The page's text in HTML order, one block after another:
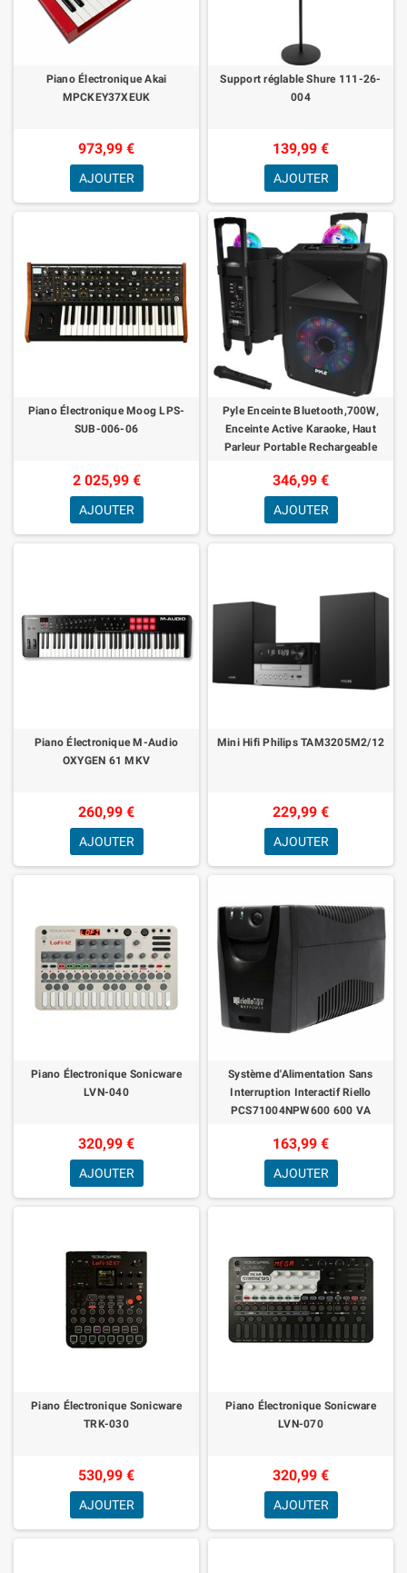
Piano Électronique Akai
MPCKEY37XEUK
973,99 €
AJOUTER
Support réglable Shure 111-26-
004
139,99 €
AJOUTER
Piano Électronique Moog LPS-
SUB-006-06
2 025,99 €
AJOUTER
Pyle Enceinte Bluetooth,700W,
Enceinte Active Karaoke, Haut
Parleur Portable Rechargeable
Mic
346,99 €
AJOUTER
Piano Électronique M-Audio
OXYGEN 61 MKV
260,99 €
AJOUTER
Mini Hifi Philips TAM3205M2/12
229,99 €
AJOUTER
Piano Électronique Sonicware
LVN-040
320,99 €
AJOUTER
Système d'Alimentation Sans
Interruption Interactif Riello
PCS71004NPW600 600 VA
163,99 €
AJOUTER
Piano Électronique Sonicware
TRK-030
530,99 €
AJOUTER
Piano Électronique Sonicware
LVN-070
320,99 €
AJOUTER